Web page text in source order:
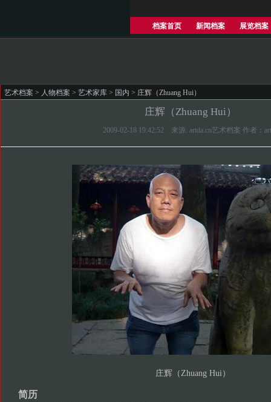
档案首页 新闻档案 展览档案
艺术档案 > 人物档案 > 艺术家库 > 国内 > 庄辉（Zhuang Hui）
庄辉（Zhuang Hui）
2009-02-18 19:42:52 来源: artda.cn艺术档案 作者：
庄辉（Zhuang Hui）
简历